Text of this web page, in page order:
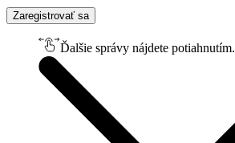
Zaregistrovať sa
Ďalšie správy nájdete potiahnutím.